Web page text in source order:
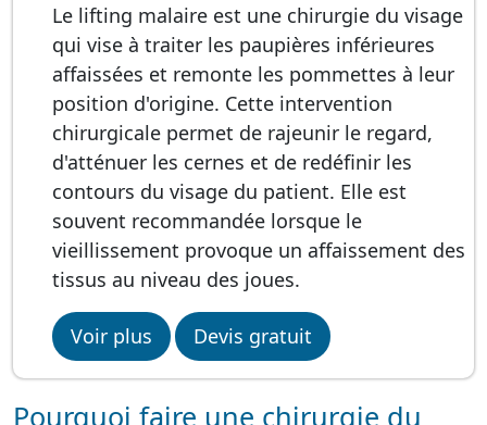
Le lifting malaire est une chirurgie du visage
qui vise à traiter les paupières inférieures
affaissées et remonte les pommettes à leur
position d'origine. Cette intervention
chirurgicale permet de rajeunir le regard,
d'atténuer les cernes et de redéfinir les
contours du visage du patient. Elle est
souvent recommandée lorsque le
vieillissement provoque un affaissement des
tissus au niveau des joues.
Voir plus Devis gratuit
Pourquoi faire une chirurgie du